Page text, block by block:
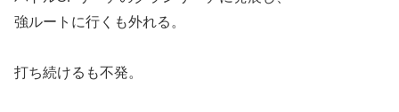
強ルートに行くも外れる。
打ち続けるも不発。